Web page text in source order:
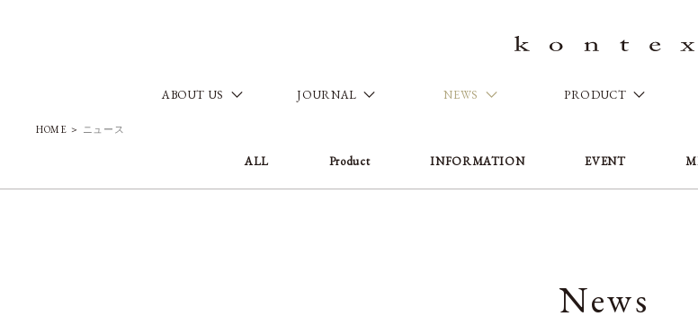
ABOUT US JOURNAL NEWS PRODUCT
HOME ＞ ニュース
ALL Product INFORMATION EVENT
News